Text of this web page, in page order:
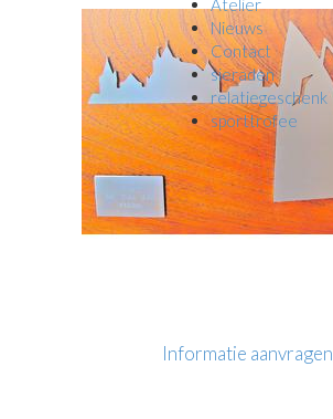
Atelier
Nieuws
Contact
sieraden
relatiegeschenk
sporttrofee
Informatie aanvragen